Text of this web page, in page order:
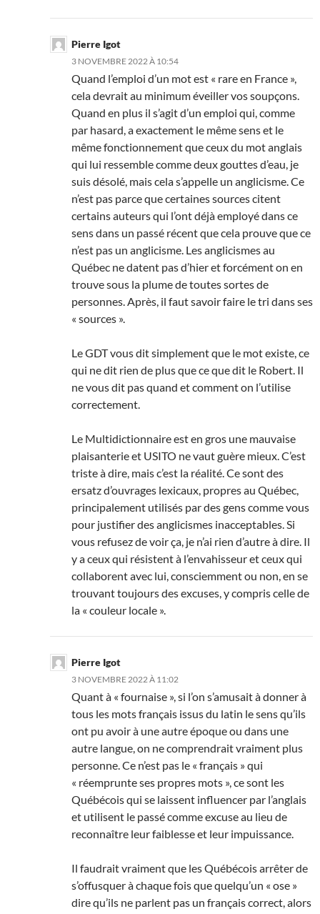
Pierre Igot
3 NOVEMBRE 2022 À 10:54
Quand l’emploi d’un mot est « rare en France »,
cela devrait au minimum éveiller vos soupçons.
Quand en plus il s’agit d’un emploi qui, comme
par hasard, a exactement le même sens et le
même fonctionnement que ceux du mot anglais
qui lui ressemble comme deux gouttes d’eau, je
suis désolé, mais cela s’appelle un anglicisme. Ce
n’est pas parce que certaines sources citent
certains auteurs qui l’ont déjà employé dans ce
sens dans un passé récent que cela prouve que ce
n’est pas un anglicisme. Les anglicismes au
Québec ne datent pas d’hier et forcément on en
trouve sous la plume de toutes sortes de
personnes. Après, il faut savoir faire le tri dans ses
« sources ».
Le GDT vous dit simplement que le mot existe, ce
qui ne dit rien de plus que ce que dit le Robert. Il
ne vous dit pas quand et comment on l’utilise
correctement.
Le Multidictionnaire est en gros une mauvaise
plaisanterie et USITO ne vaut guère mieux. C’est
triste à dire, mais c’est la réalité. Ce sont des
ersatz d’ouvrages lexicaux, propres au Québec,
principalement utilisés par des gens comme vous
pour justifier des anglicismes inacceptables. Si
vous refusez de voir ça, je n’ai rien d’autre à dire. Il
y a ceux qui résistent à l’envahisseur et ceux qui
collaborent avec lui, consciemment ou non, en se
trouvant toujours des excuses, y compris celle de
la « couleur locale ».
Pierre Igot
3 NOVEMBRE 2022 À 11:02
Quant à « fournaise », si l’on s’amusait à donner à
tous les mots français issus du latin le sens qu’ils
ont pu avoir à une autre époque ou dans une
autre langue, on ne comprendrait vraiment plus
personne. Ce n’est pas le « français » qui
« réemprunte ses propres mots », ce sont les
Québécois qui se laissent influencer par l’anglais
et utilisent le passé comme excuse au lieu de
reconnaître leur faiblesse et leur impuissance.
Il faudrait vraiment que les Québécois arrêter de
s’offusquer à chaque fois que quelqu’un « ose »
dire qu’ils ne parlent pas un français correct, alors